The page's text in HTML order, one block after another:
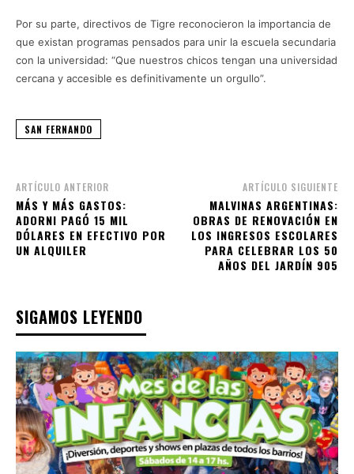
Por su parte, directivos de Tigre reconocieron la importancia de
que existan programas pensados para unir la escuela secundaria
con la universidad: “Que nuestros chicos tengan una universidad
cercana y accesible es definitivamente un orgullo”.
SAN FERNANDO
ARTÍCULO ANTERIOR
MÁS Y MÁS GASTOS:
ADORNI PAGÓ 15 MIL
DÓLARES EN EFECTIVO POR
UN ALQUILER
ARTÍCULO SIGUIENTE
MALVINAS ARGENTINAS:
OBRAS DE RENOVACIÓN EN
LOS INGRESOS ESCOLARES
PARA CELEBRAR LOS 50
AÑOS DEL JARDÍN 905
SIGAMOS LEYENDO